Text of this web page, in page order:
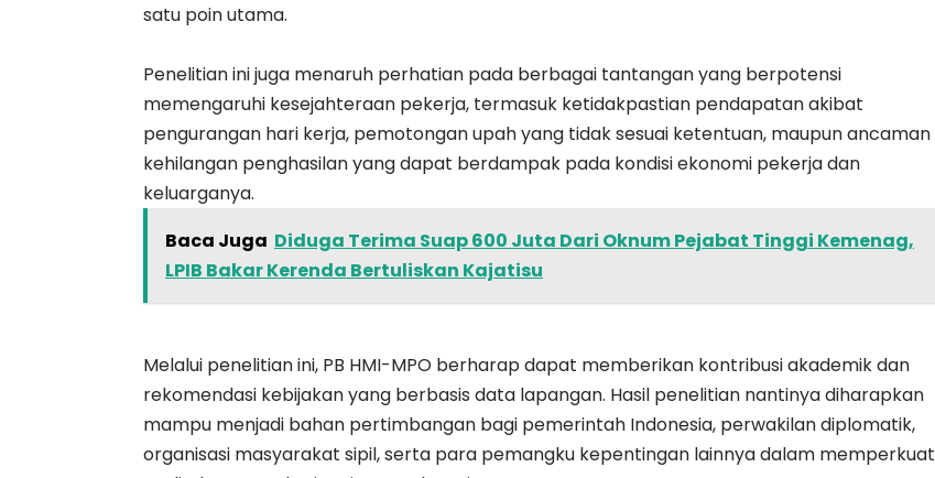
satu poin utama.
Penelitian ini juga menaruh perhatian pada berbagai tantangan yang berpotensi
memengaruhi kesejahteraan pekerja, termasuk ketidakpastian pendapatan akibat
pengurangan hari kerja, pemotongan upah yang tidak sesuai ketentuan, maupun ancaman
kehilangan penghasilan yang dapat berdampak pada kondisi ekonomi pekerja dan
keluarganya.
Baca Juga Diduga Terima Suap 600 Juta Dari Oknum Pejabat Tinggi Kemenag,
LPIB Bakar Kerenda Bertuliskan Kajatisu
Melalui penelitian ini, PB HMI-MPO berharap dapat memberikan kontribusi akademik dan
rekomendasi kebijakan yang berbasis data lapangan. Hasil penelitian nantinya diharapkan
mampu menjadi bahan pertimbangan bagi pemerintah Indonesia, perwakilan diplomatik,
organisasi masyarakat sipil, serta para pemangku kepentingan lainnya dalam memperkuat